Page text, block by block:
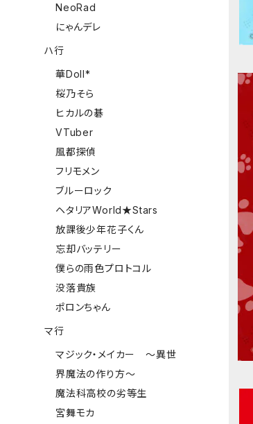
NeoRad
にゃんデレ
ハ行
華Doll*
桜乃そら
ヒカルの碁
VTuber
風都探偵
フリモメン
ブルーロック
ヘタリアWorld★Stars
放課後少年花子くん
忘却バッテリー
僕らの雨色プロトコル
没落貴族
ポロンちゃん
マ行
マジック・メイカー ～異世
界魔法の作り方～
魔法科高校の劣等生
宮舞モカ